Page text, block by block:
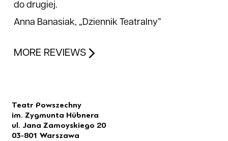
do drugiej.
Anna Banasiak, „Dziennik Teatralny”
MORE REVIEWS
Teatr Powszechny
im. Zygmunta Hübnera
ul. Jana Zamoyskiego 20
03-801 Warszawa